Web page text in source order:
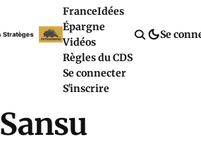
FranceIdées
Épargne
Vidéos
Règles du CDS
Se connecter
S'inscrire
Se
Sansu